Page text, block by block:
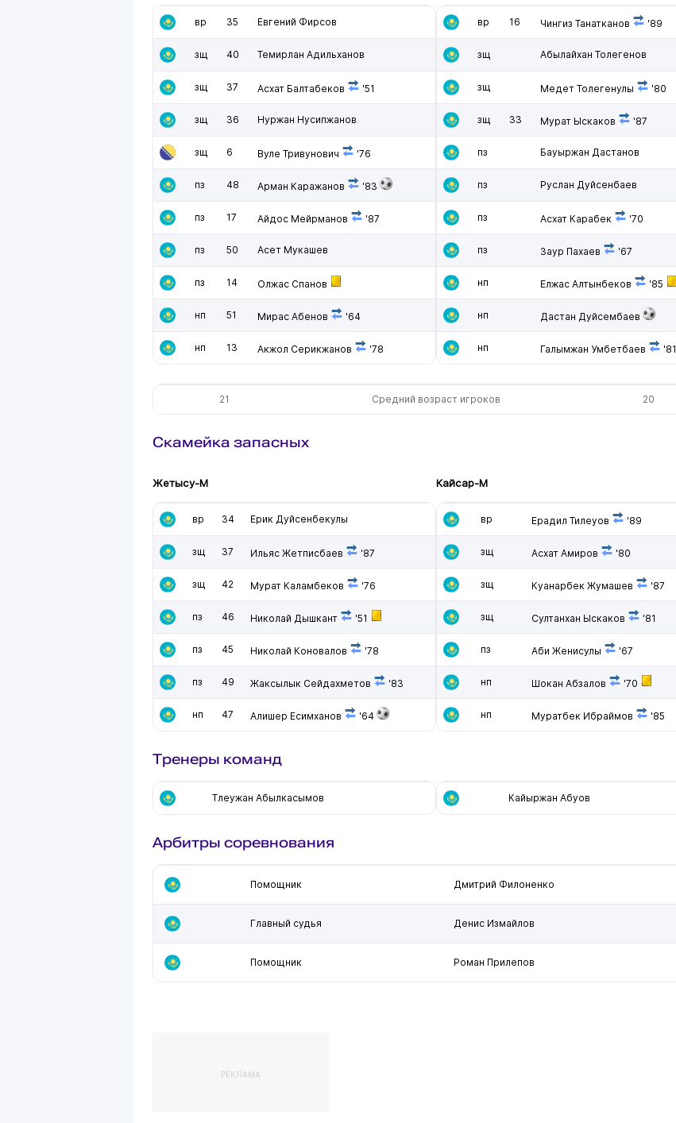
вр 35 Евгений Фирсов
зщ 40 Темирлан Адильханов
зщ 37 Асхат Балтабеков '51
зщ 36 Нуржан Нусипжанов
зщ 6 Вуле Тривунович '76
пз 48 Арман Каражанов '83
пз 17 Айдос Мейрманов '87
пз 50 Асет Мукашев
пз 14 Олжас Спанов
нп 51 Мирас Абенов '64
нп 13 Акжол Серикжанов '78
вр 16 Чингиз Танатканов '89
зщ Абылайхан Толегенов
зщ Медет Толегенулы '80
зщ 33 Мурат Ыскаков '87
пз Бауыржан Дастанов
пз Руслан Дуйсенбаев
пз Асхат Карабек '70
пз Заур Пахаев '67
нп Елжас Алтынбеков '85
нп Дастан Дуйсембаев
нп Галымжан Умбетбаев '81
21 Средний возраст игроков 20
Скамейка запасных
Жетысу-М
вр 34 Ерик Дуйсенбекулы
зщ 37 Ильяс Жетписбаев '87
зщ 42 Мурат Каламбеков '76
пз 46 Николай Дышкант '51
пз 45 Николай Коновалов '78
пз 49 Жаксылык Сейдахметов '83
нп 47 Алишер Есимханов '64
Кайсар-М
вр Ерадил Тилеуов '89
зщ Асхат Амиров '80
зщ Куанарбек Жумашев '87
зщ Султанхан Ыскаков '81
пз Аби Женисулы '67
нп Шокан Абзалов '70
нп Муратбек Ибраймов '85
Тренеры команд
Тлеужан Абылкасымов Кайыржан Абуов
Арбитры соревнования
Помощник Дмитрий Филоненко
Главный судья Денис Измайлов
Помощник Роман Прилепов
РЕКЛАМА